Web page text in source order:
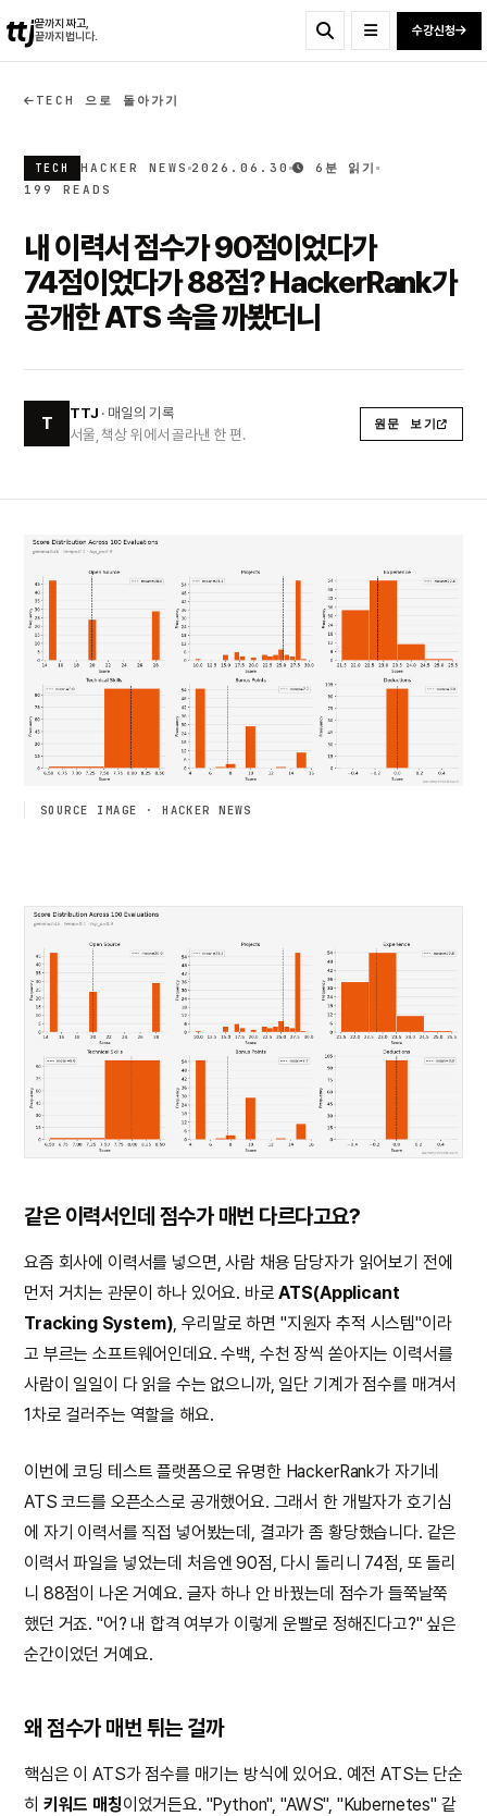
ttj끝까지 짜고,
끝까지 법니다.
수강신청
TECH 으로 돌아가기
TECH HACKER NEWS 2026.06.30
6분 읽기
199 READS
내 이력서 점수가 90점이었다가
74점이었다가 88점? HackerRank가
공개한 ATS 속을 까봤더니
T
TTJ · 매일의 기록
서울, 책상 위에서 골라낸 한 편.
원문 보기
SOURCE IMAGE · HACKER NEWS
같은 이력서인데 점수가 매번 다르다고요?
요즘 회사에 이력서를 넣으면, 사람 채용 담당자가 읽어보기 전에
먼저 거치는 관문이 하나 있어요. 바로ATS(Applicant
Tracking System) , 우리말로 하면 "지원자 추적 시스템"이라
고 부르는 소프트웨어인데요. 수백, 수천 장씩 쏟아지는 이력서를
사람이 일일이 다 읽을 수는 없으니까, 일단 기계가 점수를 매겨서
1차로 걸러주는 역할을 해요.
이번에 코딩 테스트 플랫폼으로 유명한 HackerRank가 자기네
ATS 코드를 오픈소스로 공개했어요. 그래서 한 개발자가 호기심
에 자기 이력서를 직접 넣어봤는데, 결과가 좀 황당했습니다. 같은
이력서 파일을 넣었는데 처음엔 90점, 다시 돌리니 74점, 또 돌리
니 88점이 나온 거예요. 글자 하나 안 바꿨는데 점수가 들쭉날쭉
했던 거죠. "어? 내 합격 여부가 이렇게 운빨로 정해진다고?" 싶은
순간이었던 거예요.
왜 점수가 매번 튀는 걸까
핵심은 이 ATS가 점수를 매기는 방식에 있어요. 예전 ATS는 단순
히 키워드 매칭이었거든요. "Python", "AWS", "Kubernetes" 같